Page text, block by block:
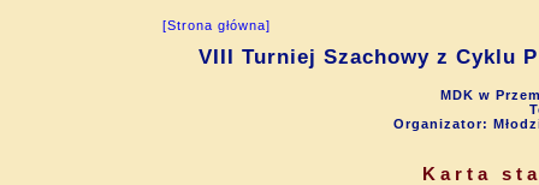
[Strona główna]
VIII Turniej Szachowy z Cyklu
MDK w
Organizator:
Karta